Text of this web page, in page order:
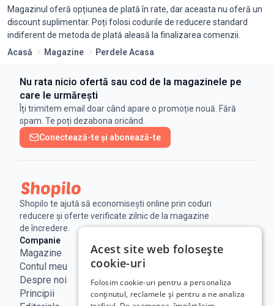
Magazinul oferă opțiunea de plată în rate, dar aceasta nu oferă un
discount suplimentar. Poți folosi codurile de reducere standard
indiferent de metoda de plată aleasă la finalizarea comenzii.
Acasă
Magazine Perdele Acasa
Nu rata nicio ofertă sau cod de la magazinele pe
care le urmărești
Îți trimitem email doar când apare o promoție nouă. Fără
spam. Te poți dezabona oricând.
Conectează-te și abonează-te
Shopilo te ajută să economisești online prin coduri
reducere și oferte verificate zilnic de la magazine
de încredere.
Companie
Magazine
Contul meu
Despre noi
Principii
Notificare
Legala
Politica de
confidențialitate
Blog
ANPC
SAL - UE
Acest site web folosește
cookie-uri
Folosim cookie-uri pentru a personaliza
conținutul, reclamele și pentru a ne analiza